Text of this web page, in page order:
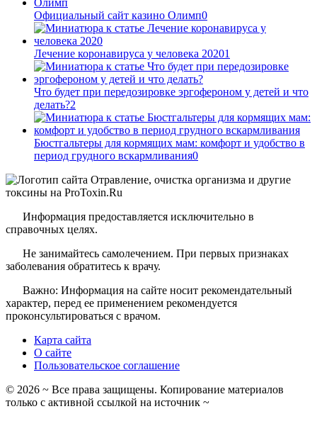
Официальный сайт казино Олимп0
Лечение коронавируса у человека 20201
Что будет при передозировке эргофероном у детей и что
делать?2
Бюстгальтеры для кормящих мам: комфорт и удобство в
период грудного вскармливания0
Информация предоставляется исключительно в
справочных целях.
Не занимайтесь самолечением. При первых признаках
заболевания обратитесь к врачу.
Важно: Информация на сайте носит рекомендательный
характер, перед ее применением рекомендуется
проконсультироваться с врачом.
Карта сайта
О сайте
Пользовательское соглашение
© 2026 ~ Все права защищены. Копирование материалов
только с активной ссылкой на источник ~